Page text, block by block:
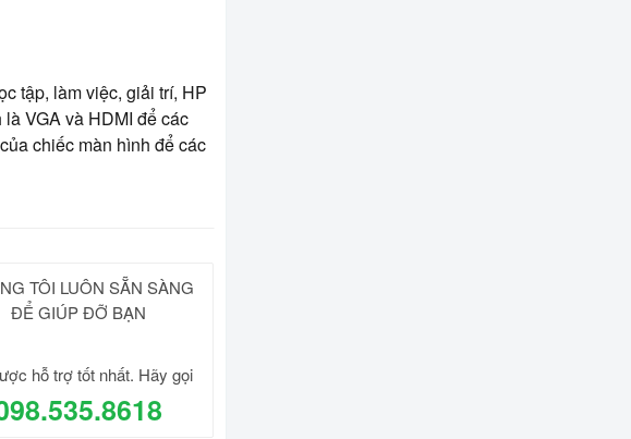
tập, làm việc, giải trí, HP
VGA và HDMI để các
chiếc màn hình để các
TÔI LUÔN SẴN SÀNG
ĐỂ GIÚP ĐỠ BẠN
hỗ trợ tốt nhất. Hãy gọi